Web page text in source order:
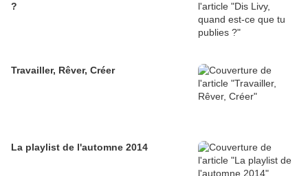
?
Travailler, Rêver, Créer
La playlist de l'automne 2014